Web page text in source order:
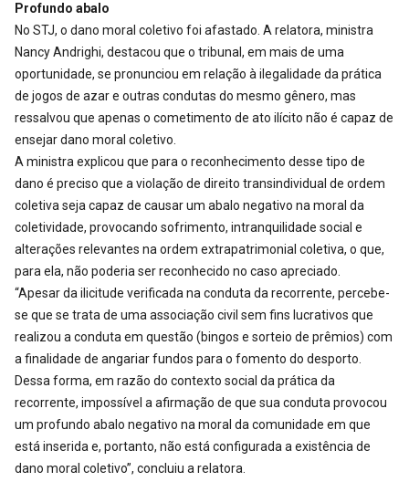
Profundo abalo
No STJ, o dano moral coletivo foi afastado. A relatora, ministra
Nancy Andrighi, destacou que o tribunal, em mais de uma
oportunidade, se pronunciou em relação à ilegalidade da prática
de jogos de azar e outras condutas do mesmo gênero, mas
ressalvou que apenas o cometimento de ato ilícito não é capaz de
ensejar dano moral coletivo.
A ministra explicou que para o reconhecimento desse tipo de
dano é preciso que a violação de direito transindividual de ordem
coletiva seja capaz de causar um abalo negativo na moral da
coletividade, provocando sofrimento, intranquilidade social e
alterações relevantes na ordem extrapatrimonial coletiva, o que,
para ela, não poderia ser reconhecido no caso apreciado.
“Apesar da ilicitude verificada na conduta da recorrente, percebe-
se que se trata de uma associação civil sem fins lucrativos que
realizou a conduta em questão (bingos e sorteio de prêmios) com
a finalidade de angariar fundos para o fomento do desporto.
Dessa forma, em razão do contexto social da prática da
recorrente, impossível a afirmação de que sua conduta provocou
um profundo abalo negativo na moral da comunidade em que
está inserida e, portanto, não está configurada a existência de
dano moral coletivo”, concluiu a relatora.